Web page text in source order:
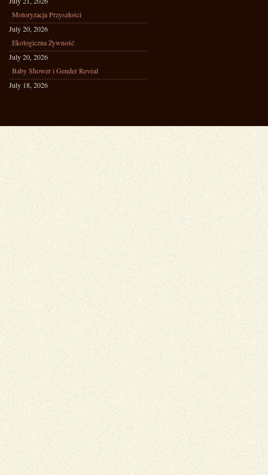
Motoryzacja Przyszłości
July 20, 2026
Ekologiczna Żywność
July 20, 2026
Baby Shower i Gender Reveal
July 18, 2026